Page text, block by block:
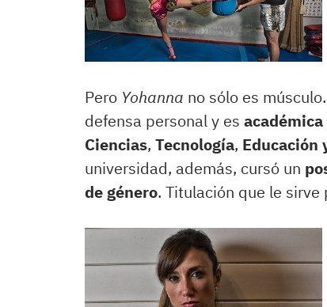
Pero Yohanna no sólo es músculo.
defensa personal y es
Ciencias, Tecnología, Educación
universidad, además, cursó un
de género. Titulación que le sirve